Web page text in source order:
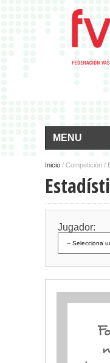
MENU
Inicio / Competición /
Jugador: